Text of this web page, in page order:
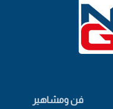
فن ومشاهير